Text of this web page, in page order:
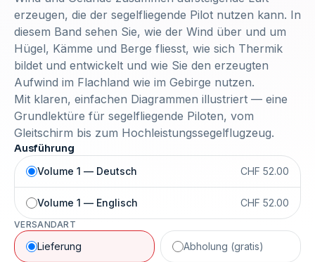
erzeugen, die der segelfliegende Pilot nutzen kann. In
diesem Band sehen Sie, wie der Wind über und um
Hügel, Kämme und Berge fliesst, wie sich Thermik
bildet und entwickelt und wie Sie den erzeugten
Aufwind im Flachland wie im Gebirge nutzen.
Mit klaren, einfachen Diagrammen illustriert — eine
Grundlektüre für segelfliegende Piloten, vom
Gleitschirm bis zum Hochleistungssegelflugzeug.
Ausführung
Volume 1 — Deutsch CHF 52.00
Volume 1 — Englisch CHF 52.00
VERSANDART
Lieferung Abholung (gratis)